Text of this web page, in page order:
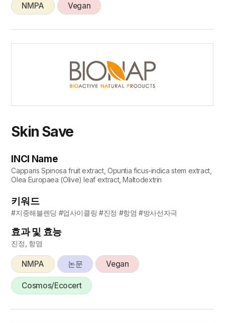
NMPA Vegan
Skin Save
INCI Name
Capparis Spinosa fruit extract, Opuntia ficus-indica stem extract,
Olea Europaea (Olive) leaf extract, Maltodextrin
키워드
#지중해블렌딩 #업사이클링 #진정 #항염 #방사선자극
효과 및 효능
진정, 항염
NMPA 논문 Vegan
Cosmos/Ecocert